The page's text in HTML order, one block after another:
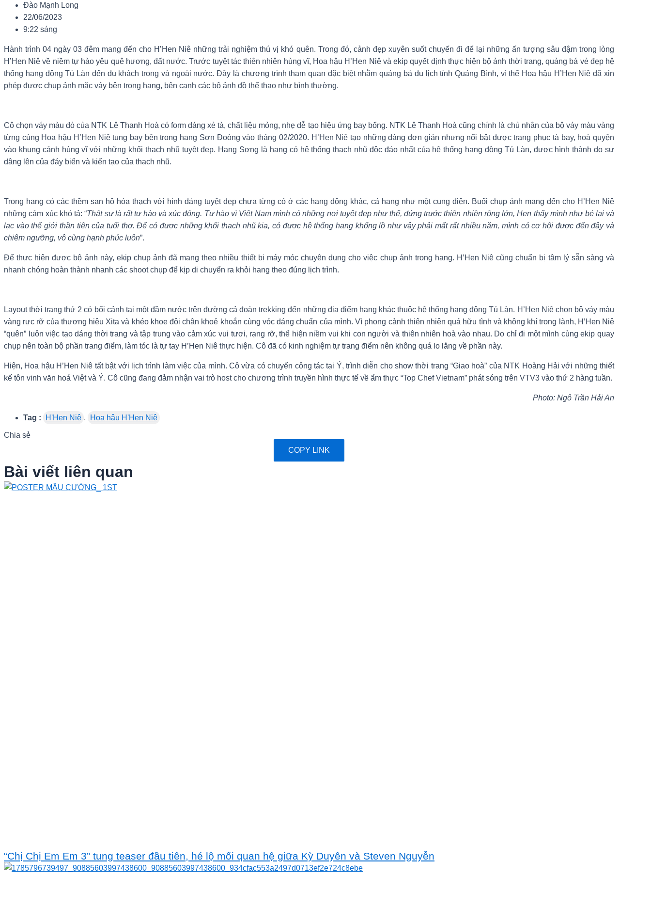
Đào Mạnh Long
22/06/2023
9:22 sáng
Hành trình 04 ngày 03 đêm mang đến cho H’Hen Niê những trải nghiệm thú vị khó quên. Trong đó, cảnh đẹp xuyên suốt chuyến đi để lại những ấn tượng sâu đậm trong lòng
H’Hen Niê về niềm tự hào yêu quê hương, đất nước. Trước tuyệt tác thiên nhiên hùng vĩ, Hoa hậu H’Hen Niê và ekip quyết định thực hiện bộ ảnh thời trang, quảng bá vẻ đẹp hệ
thống hang động Tú Làn đến du khách trong và ngoài nước. Đây là chương trình tham quan đặc biệt nhằm quảng bá du lịch tỉnh Quảng Bình, vì thế Hoa hậu H’Hen Niê đã xin
phép được chụp ảnh mặc váy bên trong hang, bên cạnh các bộ ảnh đồ thể thao như bình thường.
Cô chọn váy màu đỏ của NTK Lê Thanh Hoà có form dáng xẻ tà, chất liệu mỏng, nhẹ dễ tạo hiệu ứng bay bổng. NTK Lê Thanh Hoà cũng chính là chủ nhân của bộ váy màu vàng
từng cùng Hoa hậu H’Hen Niê tung bay bên trong hang Sơn Đoòng vào tháng 02/2020. H’Hen Niê tạo những dáng đơn giản nhưng nổi bật được trang phục tà bay, hoà quyện
vào khung cảnh hùng vĩ với những khối thạch nhũ tuyệt đẹp. Hang Sơng là hang có hệ thống thạch nhũ độc đáo nhất của hệ thống hang động Tú Làn, được hình thành do sự
dâng lên của đáy biển và kiến tạo của thạch nhũ.
Trong hang có các thềm san hô hóa thạch với hình dáng tuyệt đẹp chưa từng có ở các hang động khác, cả hang như một cung điện. Buổi chụp ảnh mang đến cho H’Hen Niê
những cảm xúc khó tả: “Thật sự là rất tự hào và xúc động. Tự hào vì Việt Nam mình có những nơi tuyệt đẹp như thế, đứng trước thiên nhiên rộng lớn, Hen thấy mình như bé lại và
lạc vào thế giới thần tiên của tuổi thơ. Để có được những khối thạch nhũ kia, có được hệ thống hang khổng lồ như vậy phải mất rất nhiều năm, mình có cơ hội được đến đây và
chiêm ngưỡng, vô cùng hạnh phúc luôn”.
Để thực hiện được bộ ảnh này, ekip chụp ảnh đã mang theo nhiều thiết bị máy móc chuyên dụng cho việc chụp ảnh trong hang. H’Hen Niê cũng chuẩn bị tâm lý sẵn sàng và
nhanh chóng hoàn thành nhanh các shoot chụp để kịp di chuyển ra khỏi hang theo đúng lịch trình.
Layout thời trang thứ 2 có bối cảnh tại một đầm nước trên đường cả đoàn trekking đến những địa điểm hang khác thuộc hệ thống hang động Tú Làn. H’Hen Niê chọn bộ váy màu
vàng rực rỡ của thương hiệu Xita và khéo khoe đôi chân khoẻ khoắn cùng vóc dáng chuẩn của mình. Vì phong cảnh thiên nhiên quá hữu tình và không khí trong lành, H’Hen Niê
“quên” luôn việc tạo dáng thời trang và tập trung vào cảm xúc vui tươi, rạng rỡ, thể hiện niềm vui khi con người và thiên nhiên hoà vào nhau. Do chỉ đi một mình cùng ekip quay
chụp nên toàn bộ phần trang điểm, làm tóc là tự tay H’Hen Niê thực hiện. Cô đã có kinh nghiệm tự trang điểm nên không quá lo lắng về phần này.
Hiện, Hoa hậu H’Hen Niê tất bật với lịch trình làm việc của mình. Cô vừa có chuyến công tác tại Ý, trình diễn cho show thời trang “Giao hoà” của NTK Hoàng Hải với những thiết
kế tôn vinh văn hoá Việt và Ý. Cô cũng đang đảm nhận vai trò host cho chương trình truyền hình thực tế về ẩm thực “Top Chef Vietnam” phát sóng trên VTV3 vào thứ 2 hàng tuần.
Photo: Ngô Trần Hải An
Tag : H'Hen Niê , Hoa hậu H'Hen Niê
Chia sẻ
COPY LINK
Bài viết liên quan
“Chị Chị Em Em 3” tung teaser đầu tiên, hé lộ mối quan hệ giữa Kỳ Duyên và Steven Nguyễn